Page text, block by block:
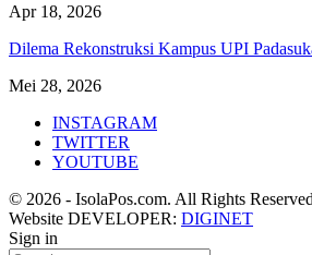
Apr 18, 2026
Dilema Rekonstruksi Kampus UPI
Mei 28, 2026
INSTAGRAM
TWITTER
YOUTUBE
© 2026 - IsolaPos.com. All Rights
Website DEVELOPER: DIGINET
Sign in